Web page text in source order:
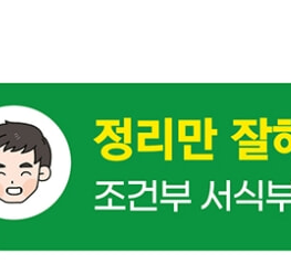
렬/필터링, 이름과 표 사용
또 다른 방법, 사용자 지정 목록/색으
여러 항목 기준으로 정렬하기
사용자 지정 목록으로 정렬하기
색으로 정렬하기
터로 다양하게 자료 필터링하기
고급 필터 기본 사용법